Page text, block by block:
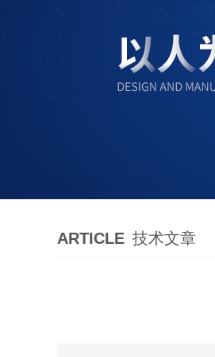
ARTICLE 技术文章